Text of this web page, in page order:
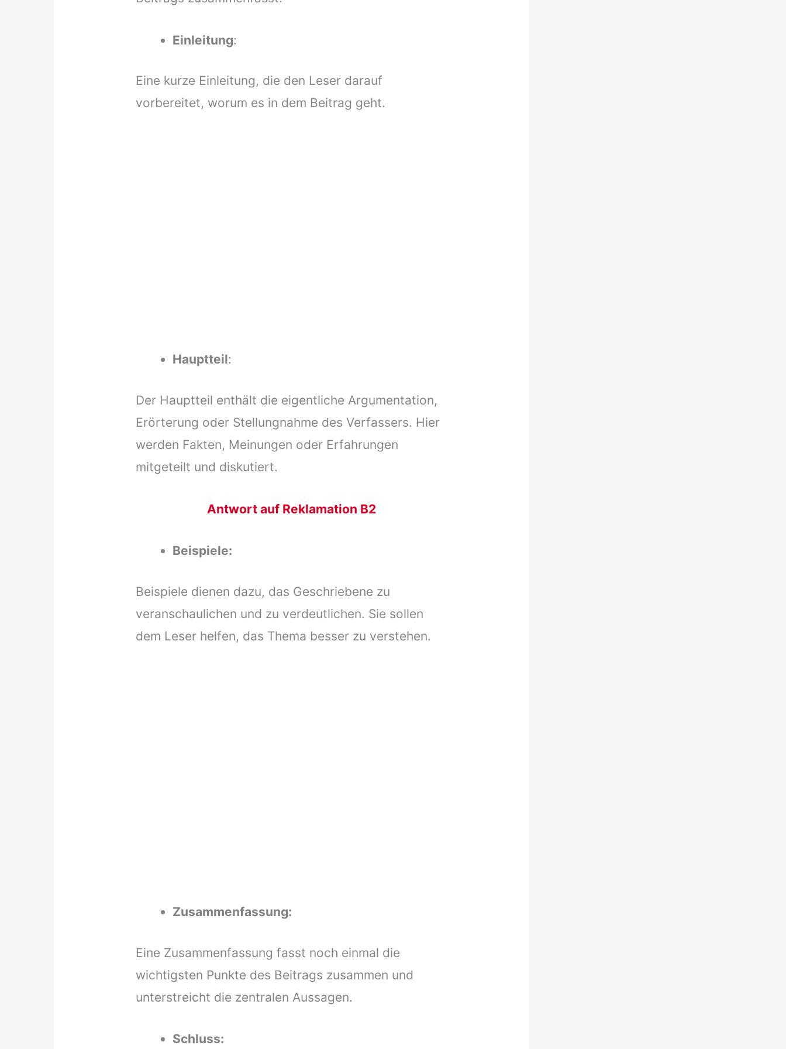
Einleitung:
Eine kurze Einleitung, die den Leser darauf
vorbereitet, worum es in dem Beitrag geht.
Hauptteil:
Der Hauptteil enthält die eigentliche Argumentation,
Erörterung oder Stellungnahme des Verfassers. Hier
werden Fakten, Meinungen oder Erfahrungen
mitgeteilt und diskutiert.
Antwort auf Reklamation B2
Beispiele:
Beispiele dienen dazu, das Geschriebene zu
veranschaulichen und zu verdeutlichen. Sie sollen
dem Leser helfen, das Thema besser zu verstehen.
Zusammenfassung:
Eine Zusammenfassung fasst noch einmal die
wichtigsten Punkte des Beitrags zusammen und
unterstreicht die zentralen Aussagen.
Schluss: